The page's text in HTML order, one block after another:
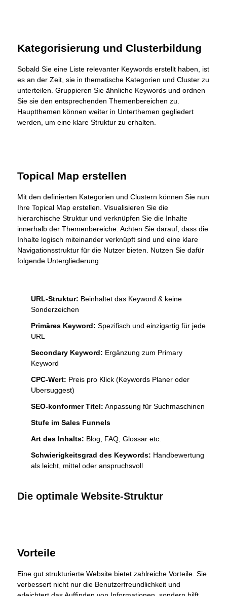
Kategorisierung und Clusterbildung
Sobald Sie eine Liste relevanter Keywords erstellt haben, ist
es an der Zeit, sie in thematische Kategorien und Cluster zu
unterteilen. Gruppieren Sie ähnliche Keywords und ordnen
Sie sie den entsprechenden Themenbereichen zu.
Hauptthemen können weiter in Unterthemen gegliedert
werden, um eine klare Struktur zu erhalten.
Topical Map erstellen
Mit den definierten Kategorien und Clustern können Sie nun
Ihre Topical Map erstellen. Visualisieren Sie die
hierarchische Struktur und verknüpfen Sie die Inhalte
innerhalb der Themenbereiche. Achten Sie darauf, dass die
Inhalte logisch miteinander verknüpft sind und eine klare
Navigationsstruktur für die Nutzer bieten. Nutzen Sie dafür
folgende Untergliederung:
URL-Struktur: Beinhaltet das Keyword & keine
Sonderzeichen
Primäres Keyword: Spezifisch und einzigartig für jede
URL
Secondary Keyword: Ergänzung zum Primary
Keyword
CPC-Wert: Preis pro Klick (Keywords Planer oder
Ubersuggest)
SEO-konformer Titel: Anpassung für Suchmaschinen
Stufe im Sales Funnels
Art des Inhalts: Blog, FAQ, Glossar etc.
Schwierigkeitsgrad des Keywords: Handbewertung
als leicht, mittel oder anspruchsvoll
Die optimale Website-Struktur
Vorteile
Eine gut strukturierte Website bietet zahlreiche Vorteile. Sie
verbessert nicht nur die Benutzerfreundlichkeit und